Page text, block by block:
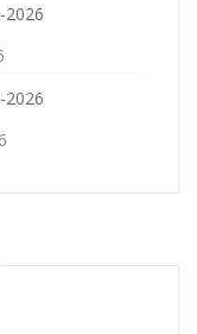
2026
2026